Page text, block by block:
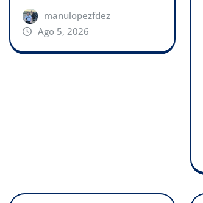
manulopezfdez
Ago 5, 2026